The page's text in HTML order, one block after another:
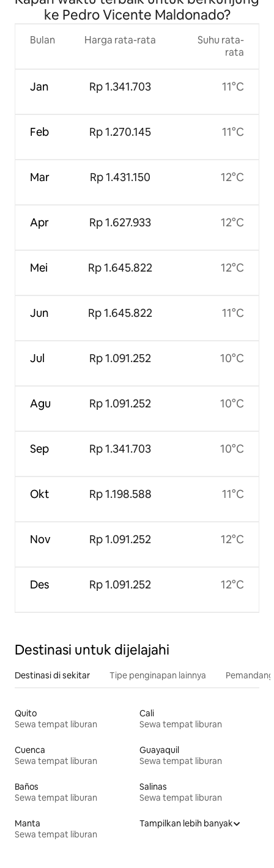
ke Pedro Vicente Maldonado?
Bulan
Jan
Feb
Mar
Apr
Mei
Jun
Jul
Agu
Sep
Okt
Nov
Des
Harga rata-rata
Rp 1.341.703
Rp 1.270.145
Rp 1.431.150
Rp 1.627.933
Rp 1.645.822
Rp 1.645.822
Rp 1.091.252
Rp 1.091.252
Rp 1.341.703
Rp 1.198.588
Rp 1.091.252
Rp 1.091.252
Suhu rata-
rata
11°C
11°C
12°C
12°C
12°C
11°C
10°C
10°C
10°C
11°C
12°C
12°C
Destinasi untuk dijelajahi
Destinasi di sekitar Tipe penginapan lainnya
Quito
Sewa tempat liburan
Cali
Sewa tempat liburan
Cuenca
Sewa tempat liburan
Guayaquil
Sewa tempat liburan
Baños
Sewa tempat liburan
Salinas
Sewa tempat liburan
Manta
Sewa tempat liburan
Tampilkan lebih banyak